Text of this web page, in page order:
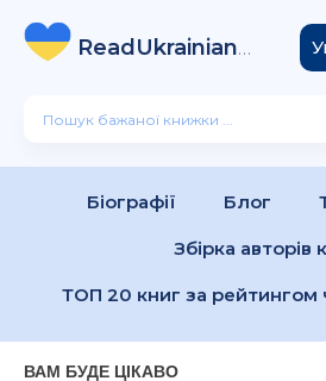
ReadUkrainian
Books
Біографії Блог
Збірка авторів
ТОП 20 книг за рейтингом